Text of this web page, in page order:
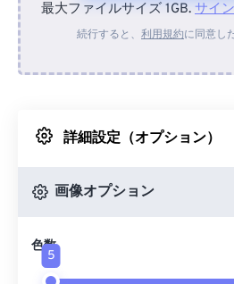
デバイスか
Googleドラ
最大ファイルサイズ 1GB. サイ
続行すると、 利用規約に同意し
詳細設定（オプション）
画像オプション
色数
5